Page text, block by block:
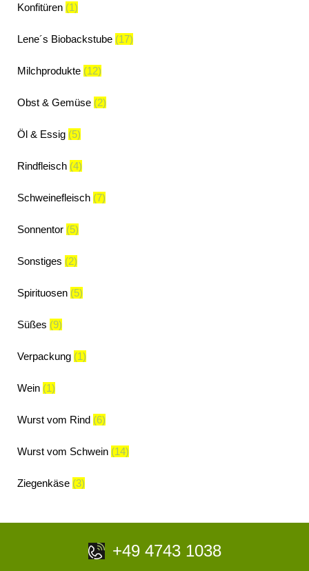
Konfitüren (1)
Lene´s Biobackstube (17)
Milchprodukte (12)
Obst & Gemüse (2)
Öl & Essig (5)
Rindfleisch (4)
Schweinefleisch (7)
Sonnentor (5)
Sonstiges (2)
Spirituosen (5)
Süßes (9)
Verpackung (1)
Wein (1)
Wurst vom Rind (6)
Wurst vom Schwein (14)
Ziegenkäse (3)
+49 4743 1038